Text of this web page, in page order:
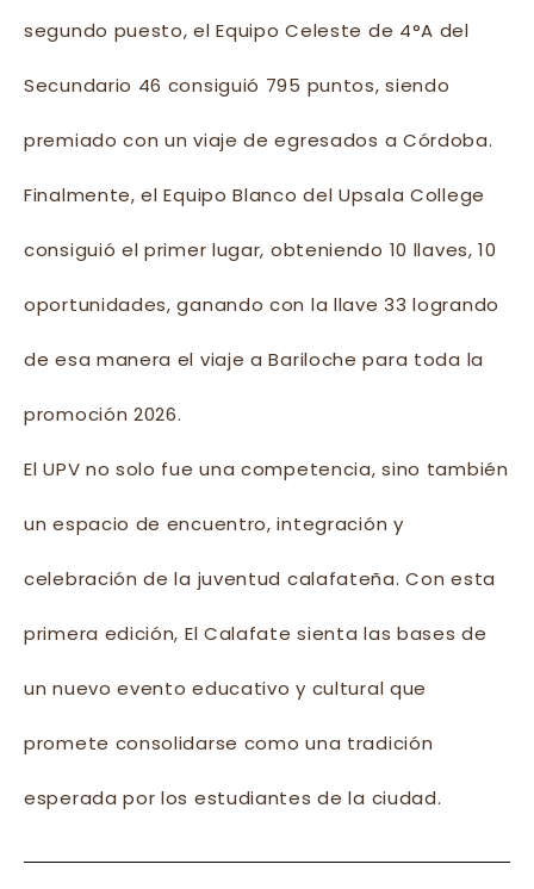
segundo puesto, el Equipo Celeste de 4°A del
Secundario 46 consiguió 795 puntos, siendo
premiado con un viaje de egresados a Córdoba.
Finalmente, el Equipo Blanco del Upsala College
consiguió el primer lugar, obteniendo 10 llaves, 10
oportunidades, ganando con la llave 33 logrando
de esa manera el viaje a Bariloche para toda la
promoción 2026.
El UPV no solo fue una competencia, sino también
un espacio de encuentro, integración y
celebración de la juventud calafateña. Con esta
primera edición, El Calafate sienta las bases de
un nuevo evento educativo y cultural que
promete consolidarse como una tradición
esperada por los estudiantes de la ciudad.